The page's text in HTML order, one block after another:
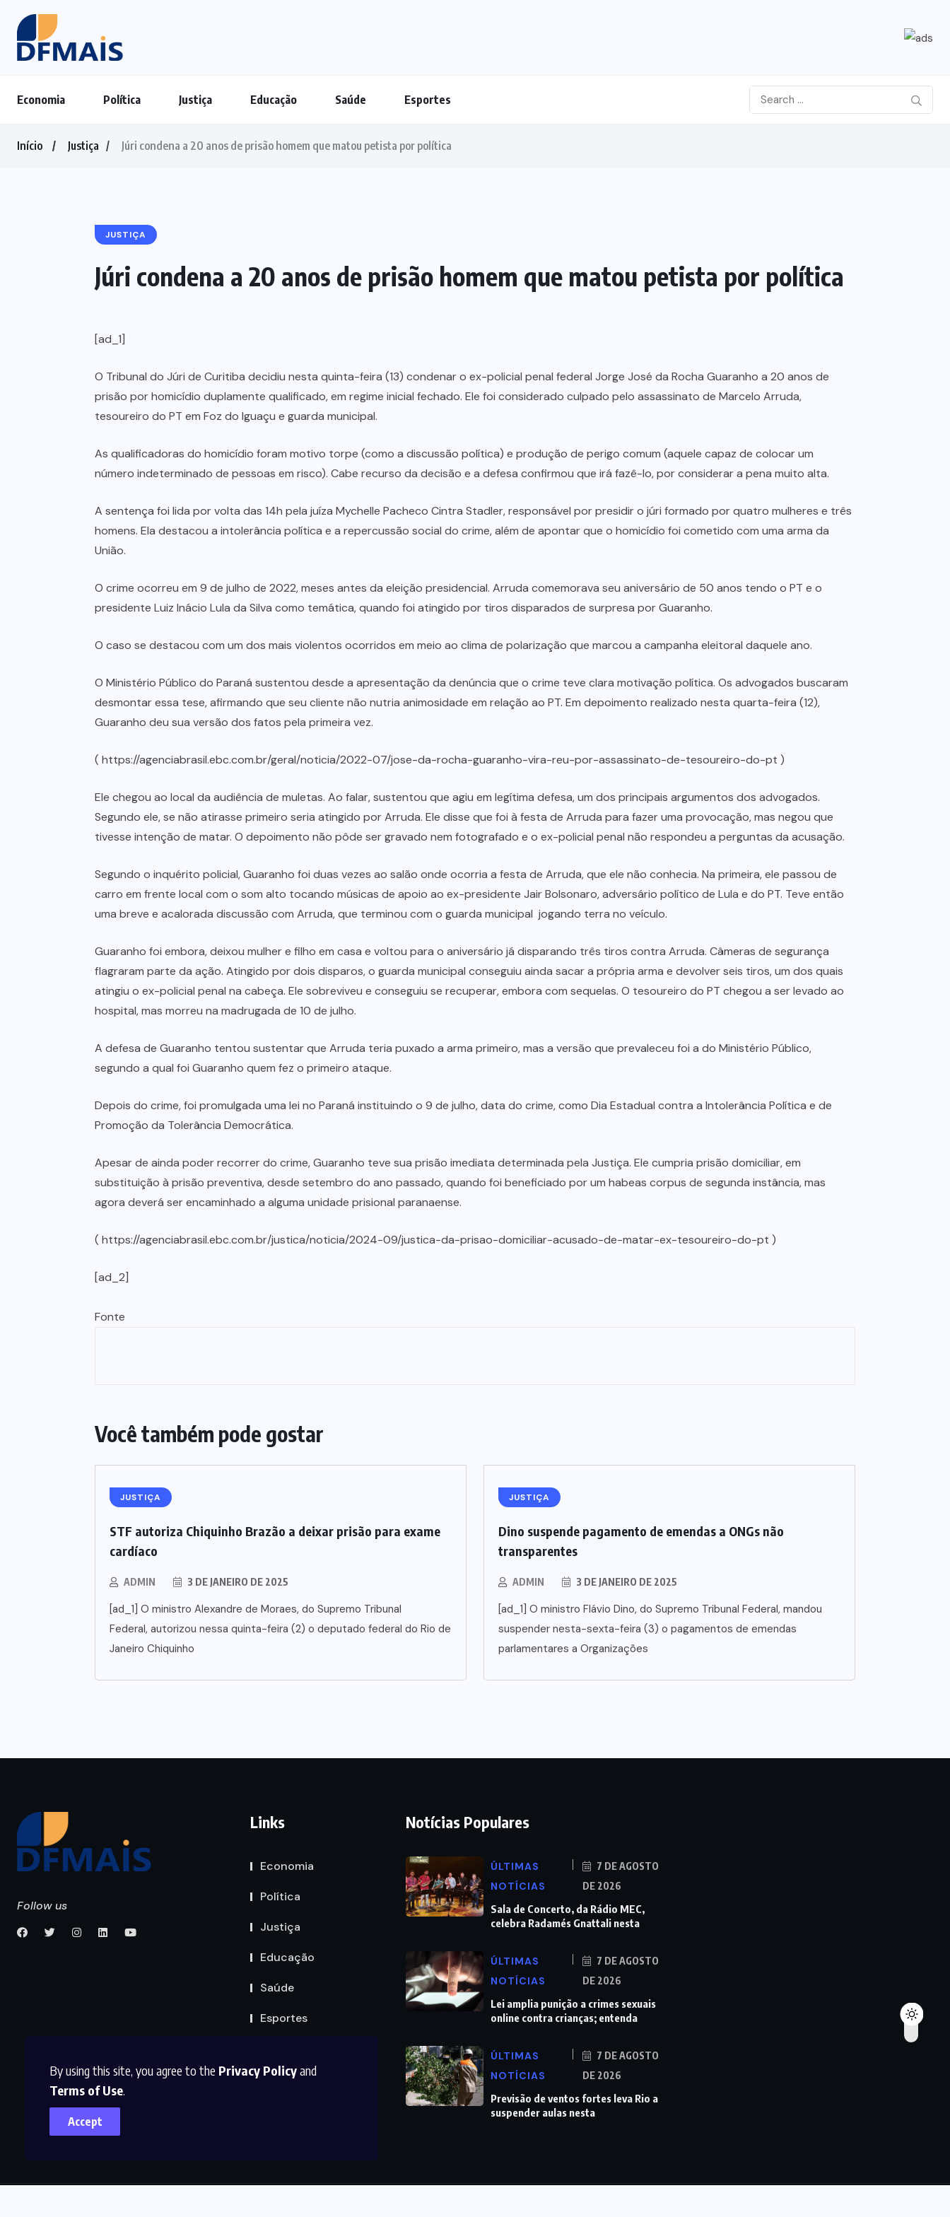
By using this site, you agree to the Privacy Policyand
Terms of Use.
Accept
Economia Política Justiça Educação Saúde Esportes
Início Justiça Júri condena a 20 anos de prisão homem que matou petista por política
JUSTIÇA
Júri condena a 20 anos de prisão homem que matou petista por política
[ad_1]
O Tribunal do Júri de Curitiba decidiu nesta quinta-feira (13) condenar o ex-policial penal federal Jorge José da Rocha Guaranho a 20 anos de
prisão por homicídio duplamente qualificado, em regime inicial fechado. Ele foi considerado culpado pelo assassinato de Marcelo Arruda,
tesoureiro do PT em Foz do Iguaçu e guarda municipal.
As qualificadoras do homicídio foram motivo torpe (como a discussão política) e produção de perigo comum (aquele capaz de colocar um
número indeterminado de pessoas em risco). Cabe recurso da decisão e a defesa confirmou que irá fazê-lo, por considerar a pena muito alta.
A sentença foi lida por volta das 14h pela juíza Mychelle Pacheco Cintra Stadler, responsável por presidir o júri formado por quatro mulheres e três
homens. Ela destacou a intolerância política e a repercussão social do crime, além de apontar que o homicídio foi cometido com uma arma da
União.
O crime ocorreu em 9 de julho de 2022, meses antes da eleição presidencial. Arruda comemorava seu aniversário de 50 anos tendo o PT e o
presidente Luiz Inácio Lula da Silva como temática, quando foi atingido por tiros disparados de surpresa por Guaranho.
O caso se destacou com um dos mais violentos ocorridos em meio ao clima de polarização que marcou a campanha eleitoral daquele ano.
O Ministério Público do Paraná sustentou desde a apresentação da denúncia que o crime teve clara motivação política. Os advogados buscaram
desmontar essa tese, afirmando que seu cliente não nutria animosidade em relação ao PT. Em depoimento realizado nesta quarta-feira (12),
Guaranho deu sua versão dos fatos pela primeira vez.
( https://agenciabrasil.ebc.com.br/geral/noticia/2022-07/jose-da-rocha-guaranho-vira-reu-por-assassinato-de-tesoureiro-do-pt )
Ele chegou ao local da audiência de muletas. Ao falar, sustentou que agiu em legítima defesa, um dos principais argumentos dos advogados.
Segundo ele, se não atirasse primeiro seria atingido por Arruda. Ele disse que foi à festa de Arruda para fazer uma provocação, mas negou que
tivesse intenção de matar. O depoimento não pôde ser gravado nem fotografado e o ex-policial penal não respondeu a perguntas da acusação.
Segundo o inquérito policial, Guaranho foi duas vezes ao salão onde ocorria a festa de Arruda, que ele não conhecia. Na primeira, ele passou de
carro em frente local com o som alto tocando músicas de apoio ao ex-presidente Jair Bolsonaro, adversário político de Lula e do PT. Teve então
uma breve e acalorada discussão com Arruda, que terminou com o guarda municipal jogando terra no veículo.
Guaranho foi embora, deixou mulher e filho em casa e voltou para o aniversário já disparando três tiros contra Arruda. Câmeras de segurança
flagraram parte da ação. Atingido por dois disparos, o guarda municipal conseguiu ainda sacar a própria arma e devolver seis tiros, um dos quais
atingiu o ex-policial penal na cabeça. Ele sobreviveu e conseguiu se recuperar, embora com sequelas. O tesoureiro do PT chegou a ser levado ao
hospital, mas morreu na madrugada de 10 de julho.
A defesa de Guaranho tentou sustentar que Arruda teria puxado a arma primeiro, mas a versão que prevaleceu foi a do Ministério Público,
segundo a qual foi Guaranho quem fez o primeiro ataque.
Depois do crime, foi promulgada uma lei no Paraná instituindo o 9 de julho, data do crime, como Dia Estadual contra a Intolerância Política e de
Promoção da Tolerância Democrática.
Apesar de ainda poder recorrer do crime, Guaranho teve sua prisão imediata determinada pela Justiça. Ele cumpria prisão domiciliar, em
substituição à prisão preventiva, desde setembro do ano passado, quando foi beneficiado por um habeas corpus de segunda instância, mas
agora deverá ser encaminhado a alguma unidade prisional paranaense.
( https://agenciabrasil.ebc.com.br/justica/noticia/2024-09/justica-da-prisao-domiciliar-acusado-de-matar-ex-tesoureiro-do-pt )
[ad_2]
Fonte
Você também pode gostar
JUSTIÇA
STF autoriza Chiquinho Brazão a deixar prisão para exame
cardíaco
ADMIN 3 DE JANEIRO DE 2025
[ad_1] O ministro Alexandre de Moraes, do Supremo Tribunal
Federal, autorizou nessa quinta-feira (2) o deputado federal do Rio de
Janeiro Chiquinho
JUSTIÇA
Dino suspende pagamento de emendas a ONGs não
transparentes
ADMIN 3 DE JANEIRO DE 2025
[ad_1] O ministro Flávio Dino, do Supremo Tribunal Federal, mandou
suspender nesta-sexta-feira (3) o pagamentos de emendas
parlamentares a Organizações
Follow us
Links
Economia
Política
Justiça
Educação
Saúde
Esportes
Notícias Populares
ÚLTIMAS
NOTÍCIAS
7 DE AGOSTO
DE 2026
Sala de Concerto, da Rádio MEC,
celebra Radamés Gnattali nesta
ÚLTIMAS
NOTÍCIAS
7 DE AGOSTO
DE 2026
Lei amplia punição a crimes sexuais
online contra crianças; entenda
ÚLTIMAS
NOTÍCIAS
7 DE AGOSTO
DE 2026
Previsão de ventos fortes leva Rio a
suspender aulas nesta